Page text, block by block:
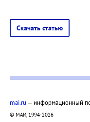
Скачать статью
mai.ru — информационный
© МАИ, 1994-2026